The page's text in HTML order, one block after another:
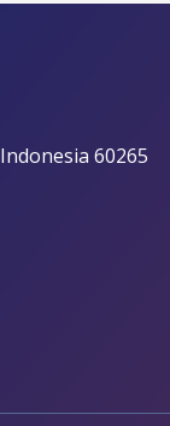
60265